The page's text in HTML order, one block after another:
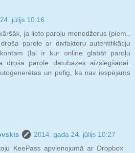
jūlijs 10:16
ja lieto paroļu menedžerus (piem.,
parole ar divfaktoru autentifikācju
kontam (lai ir kur online glabāt paroļu
droša parole datubāzes aizslēgšanai.
un pofig, ka nav iespējams
2014. gada 24. jūlijs 10:27
KeePass apvienojumā ar Dropbox